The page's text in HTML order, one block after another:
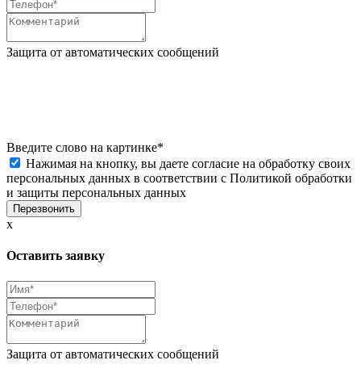
Защита от автоматических сообщений
Введите слово на картинке*
Нажимая на кнопку, вы даете согласие на обработку своих
персональных данных в соответствии с Политикой обработки
и защиты персональных данных
x
Оставить заявку
Защита от автоматических сообщений